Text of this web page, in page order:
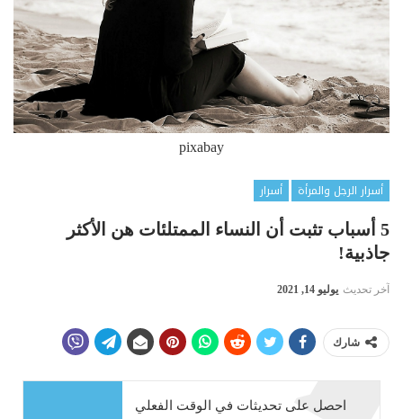
pixabay
أسرار الرجل والمرأة
أسرار
5 أسباب تثبت أن النساء الممتلئات هن الأكثر
جاذبية!
آخر تحديث يوليو 14, 2021
شارك
احصل على تحديثات في الوقت الفعلي